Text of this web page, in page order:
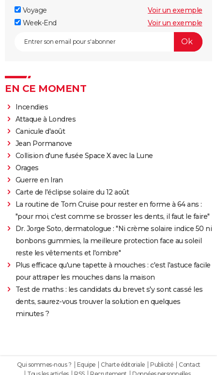
Voyage
Voir un exemple
Week-End
Voir un exemple
EN CE MOMENT
Incendies
Attaque à Londres
Canicule d'août
Jean Pormanove
Collision d'une fusée Space X avec la Lune
Orages
Guerre en Iran
Carte de l'éclipse solaire du 12 août
La routine de Tom Cruise pour rester en forme à 64 ans :
"pour moi, c'est comme se brosser les dents, il faut le faire"
Dr. Jorge Soto, dermatologue : "Ni crème solaire indice 50 ni
bonbons gummies, la meilleure protection face au soleil
reste les vêtements et l'ombre"
Plus efficace qu'une tapette à mouches : c'est l'astuce facile
pour attraper les mouches dans la maison
Test de maths : les candidats du brevet s'y sont cassé les
dents, saurez-vous trouver la solution en quelques
minutes ?
Qui sommes-nous ? Equipe Charte éditoriale Publicité
Contact